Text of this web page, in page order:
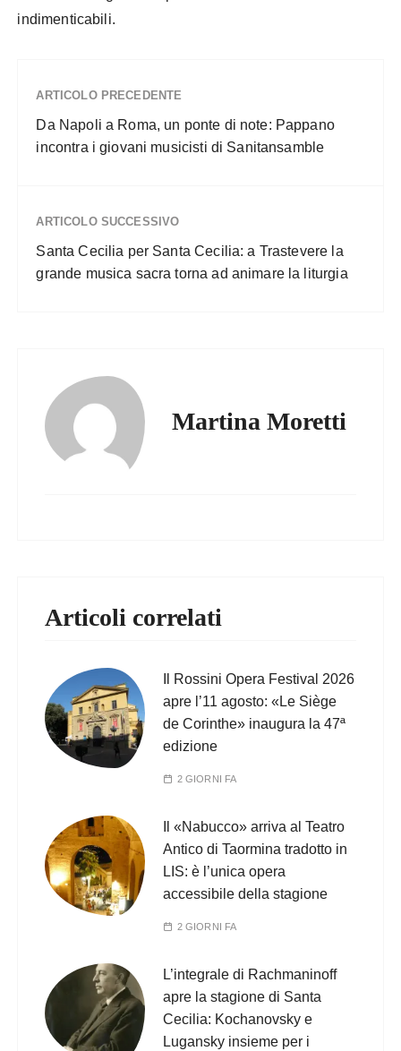
indimenticabili.
ARTICOLO PRECEDENTE
Da Napoli a Roma, un ponte di note: Pappano
incontra i giovani musicisti di Sanitansamble
ARTICOLO SUCCESSIVO
Santa Cecilia per Santa Cecilia: a Trastevere la
grande musica sacra torna ad animare la liturgia
Martina Moretti
Articoli correlati
Il Rossini Opera Festival 2026
apre l’11 agosto: «Le Siège
de Corinthe» inaugura la 47ª
edizione
2 GIORNI FA
Il «Nabucco» arriva al Teatro
Antico di Taormina tradotto in
LIS: è l’unica opera
accessibile della stagione
2 GIORNI FA
L’integrale di Rachmaninoff
apre la stagione di Santa
Cecilia: Kochanovsky e
Lugansky insieme per i